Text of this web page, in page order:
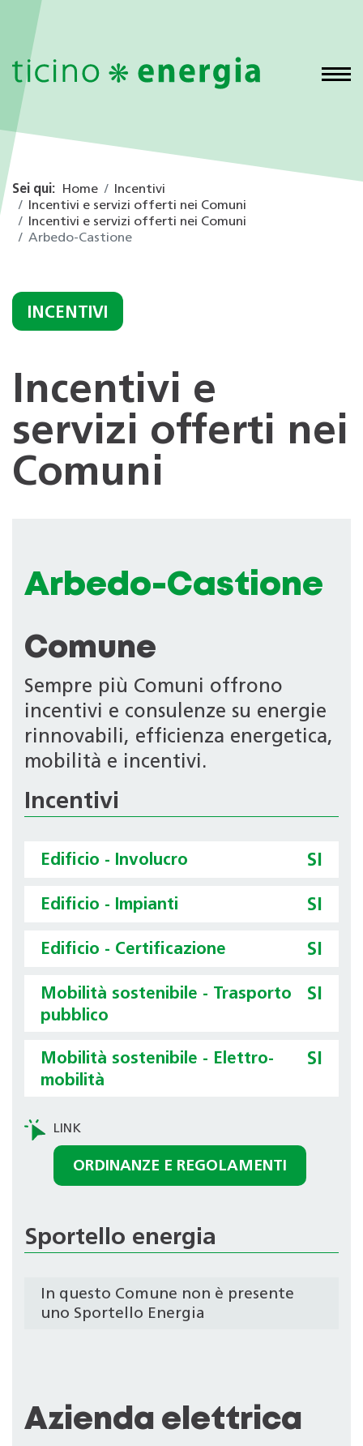
Sei qui: Home
Incentivi
Incentivi e servizi offerti nei Comuni
Incentivi e servizi offerti nei Comuni
Arbedo-Castione
INCENTIVI
Incentivi e
servizi offerti nei
Comuni
Arbedo-Castione
Comune
Sempre più Comuni offrono
incentivi e consulenze su energie
rinnovabili, efficienza energetica,
mobilità e incentivi.
Incentivi
Edificio - Involucro SI
Edificio - Impianti SI
Edificio - Certificazione SI
Mobilità sostenibile - Trasporto
pubblico
SI
Mobilità sostenibile - Elettro-
mobilità
SI
ORDINANZE E REGOLAMENTI
Sportello energia
In questo Comune non è presente
uno Sportello Energia
Azienda elettrica